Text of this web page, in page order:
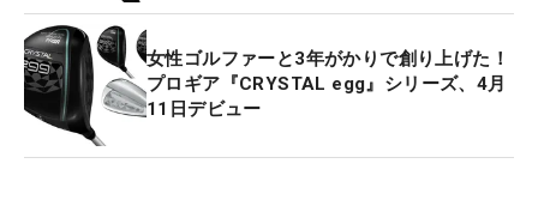
女性ゴルファーと3年がかりで創り上げた！
プロギア『CRYSTAL egg』シリーズ、4月
11日デビュー